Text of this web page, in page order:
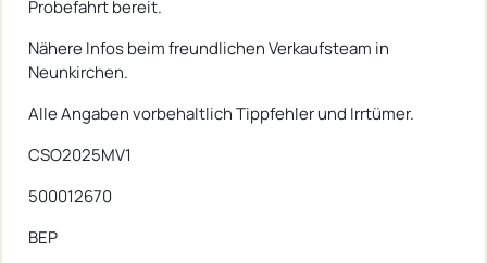
Probefahrt bereit.
Nähere Infos beim freundlichen Verkaufsteam in
Neunkirchen.
Alle Angaben vorbehaltlich Tippfehler und Irrtümer.
CSO2025MV1
500012670
BEP